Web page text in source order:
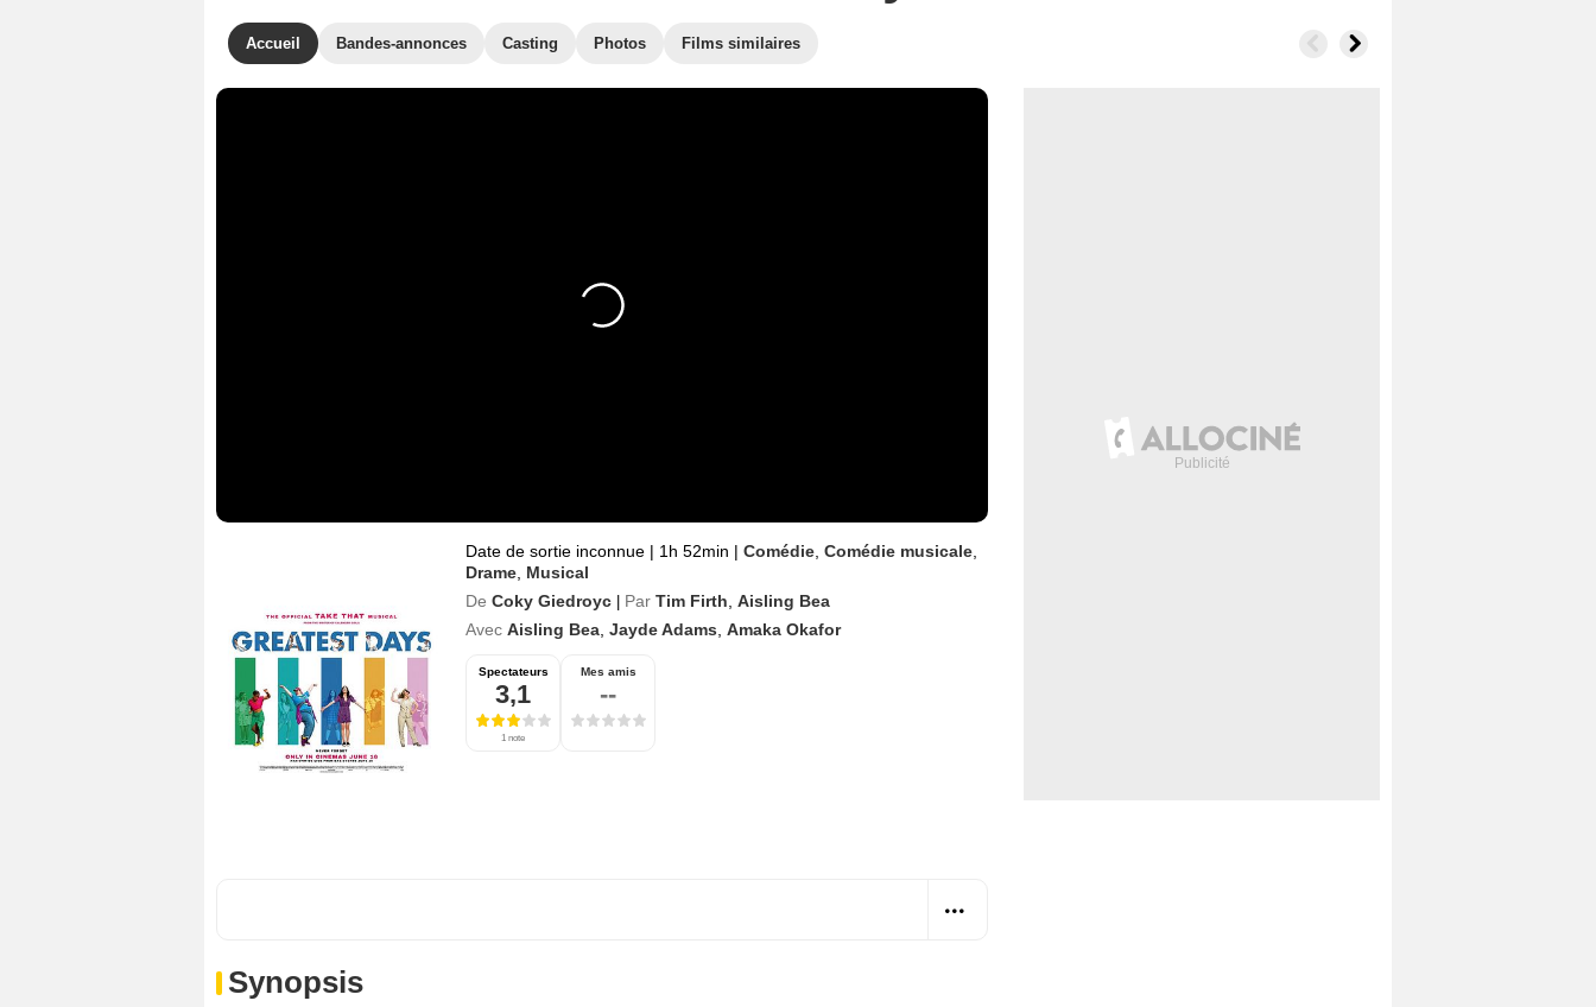
Accueil Bandes-annonces Casting Photos Films similaires
Date de sortie inconnue | 1h 52min | Comédie Comédie musicale
Drame Musical
De Coky Giedroyc | Par Tim Firth Aisling Bea
Avec Aisling Bea Jayde Adams Amaka Okafor
Spectateurs
3,1
1 note
Mes amis
--
Synopsis